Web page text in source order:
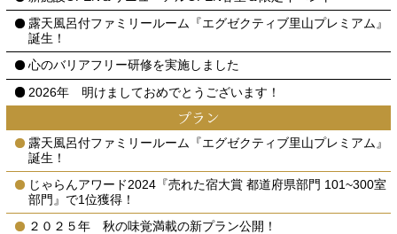
露天風呂付ファミリールーム『エグゼクティブ里山プレミアム』
誕生！
心のバリアフリー研修を実施しました
2026年 明けましておめでとうございます！
プラン
露天風呂付ファミリールーム『エグゼクティブ里山プレミアム』
誕生！
じゃらんアワード2024『売れた宿大賞 都道府県部門 101~300室
部門』で1位獲得！
２０２５年 秋の味覚満載の新プラン公開！